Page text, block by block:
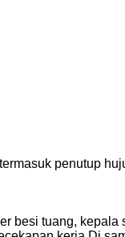
penutup
besi tuang, kepala